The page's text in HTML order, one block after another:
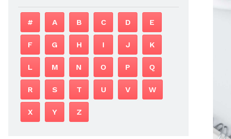
# A B C D E
F G H I J K
L M N O P Q
R S T U V W
X Y Z